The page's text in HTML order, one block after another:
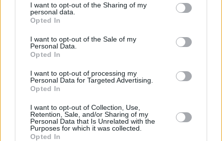
I want to opt-out of the Sharing of my
personal data.
Opted In
I want to opt-out of the Sale of my
Personal Data.
Opted In
I want to opt-out of processing my
Personal Data for Targeted Advertising.
Opted In
I want to opt-out of Collection, Use,
Retention, Sale, and/or Sharing of my
Personal Data that Is Unrelated with the
Purposes for which it was collected.
Opted In